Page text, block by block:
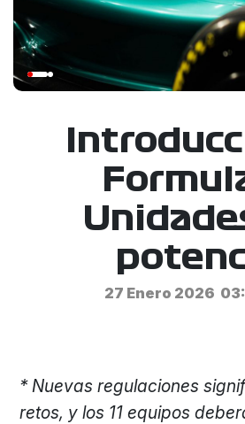
27 Enero 2026
* Nuevas regulaciones
retos, y los 11 equipos